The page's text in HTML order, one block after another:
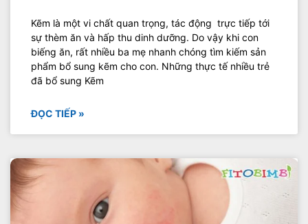
Kẽm là một vi chất quan trọng, tác động trực tiếp tới
sự thèm ăn và hấp thu dinh dưỡng. Do vậy khi con
biếng ăn, rất nhiều ba mẹ nhanh chóng tìm kiếm sản
phẩm bổ sung kẽm cho con. Những thực tế nhiều trẻ
đã bổ sung Kẽm
ĐỌC TIẾP »